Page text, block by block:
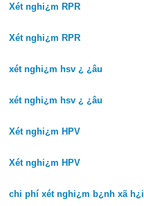
Xét nghi¿m RPR
Xét nghi¿m RPR
xét nghi¿m hsv ¿ ¿âu
xét nghi¿m hsv ¿ ¿âu
Xét nghi¿m HPV
Xét nghi¿m HPV
chi phí xét nghi¿m b¿nh xã h¿i